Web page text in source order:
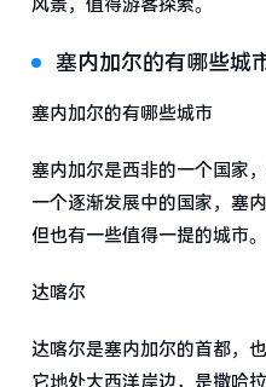
风景，值得游客探索。
塞内加尔的有哪些城
塞内加尔的有哪些城市
塞内加尔是西非的一个国家
一个逐渐发展中的国家，塞
但也有一些值得一提的城市。
达喀尔
达喀尔是塞内加尔的首都，